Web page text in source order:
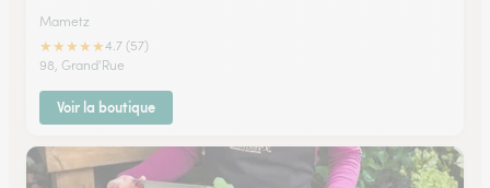
Mametz
★★★★★4.7 (57)
98, Grand'Rue
Voir la boutique